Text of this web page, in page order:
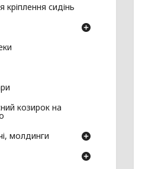
кріплення сидінь
козирок на
молдинги